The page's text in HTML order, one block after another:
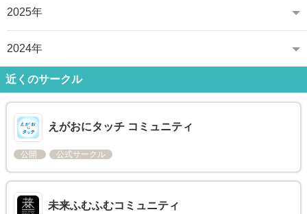
2025年
2024年
近くのサークル
えがおにタッチ コミュニティ
公開 公式サークル
未来ふむふむコミュニティ